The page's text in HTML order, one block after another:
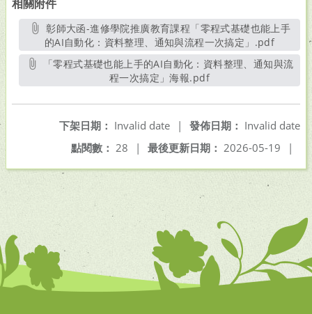
相關附件
彰師大函-進修學院推廣教育課程「零程式基礎也能上手
的AI自動化：資料整理、通知與流程一次搞定」.pdf另開新
程一次搞定」海報.pdf另開新視窗
發佈日期： Invalid date
下架日期： Invalid date
|
最後更新日期： 2026-05-19 |
點閱數： 28 |